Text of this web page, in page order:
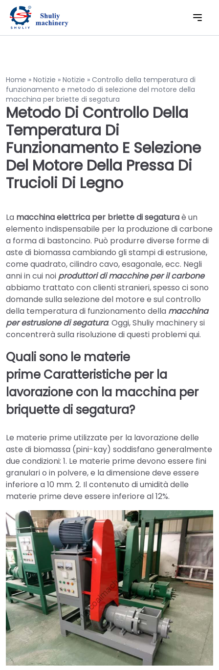
Home » Notizie » Notizie » Controllo della temperatura di
funzionamento e metodo di selezione del motore della
macchina per briette di segatura
Metodo Di Controllo Della
Temperatura Di
Funzionamento E Selezione
Del Motore Della Pressa Di
Trucioli Di Legno
La macchina elettrica per briette di segaturaè un
elemento indispensabile per la produzione di carbone
a forma di bastoncino. Può produrre diverse forme di
aste di biomassa cambiando gli stampi di estrusione,
come quadrato, cilindro cavo, esagonale, ecc. Negli
anni in cui noi produttori di macchine per il carbone
abbiamo trattato con clienti stranieri, spesso ci sono
domande sulla selezione del motore e sul controllo
della temperatura di funzionamento della macchina
per estrusione di segatura. Oggi, Shuliy machinery si
concentrerà sulla risoluzione di questi problemi qui.
Quali sono le materie
prime Caratteristiche per la
lavorazione con la macchina per
briquette di segatura?
Le materie prime utilizzate per la lavorazione delle
aste di biomassa (pini-kay) soddisfano generalmente
due condizioni: 1. Le materie prime devono essere fini
granulari o in polvere, e la dimensione deve essere
inferiore a 10 mm. 2. Il contenuto di umidità delle
materie prime deve essere inferiore al 12%.